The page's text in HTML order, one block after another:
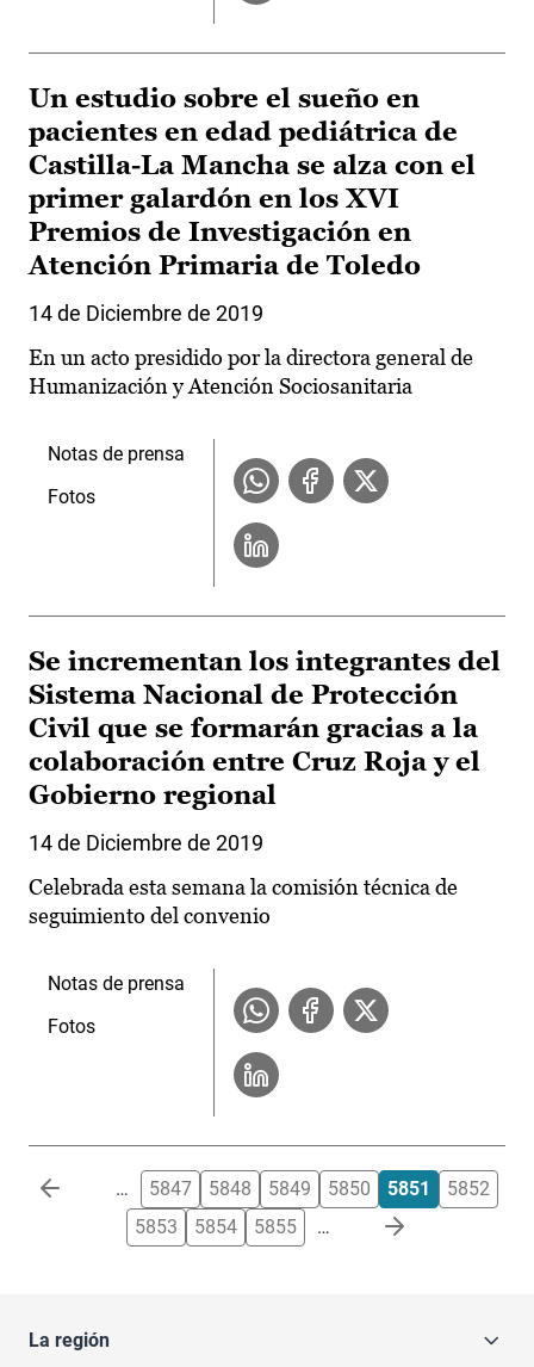
Un estudio sobre el sueño en
pacientes en edad pediátrica de
Castilla-La Mancha se alza con el
primer galardón en los XVI
Premios de Investigación en
Atención Primaria de Toledo
14 de Diciembre de 2019
En un acto presidido por la directora general de
Humanización y Atención Sociosanitaria
Notas de prensa
Fotos
Se incrementan los integrantes del
Sistema Nacional de Protección
Civil que se formarán gracias a la
colaboración entre Cruz Roja y el
Gobierno regional
14 de Diciembre de 2019
Celebrada esta semana la comisión técnica de
seguimiento del convenio
Notas de prensa
Fotos
Paginación … 5847 5848 5849 5850 5851
5852
5853
5854 5855 …
La región